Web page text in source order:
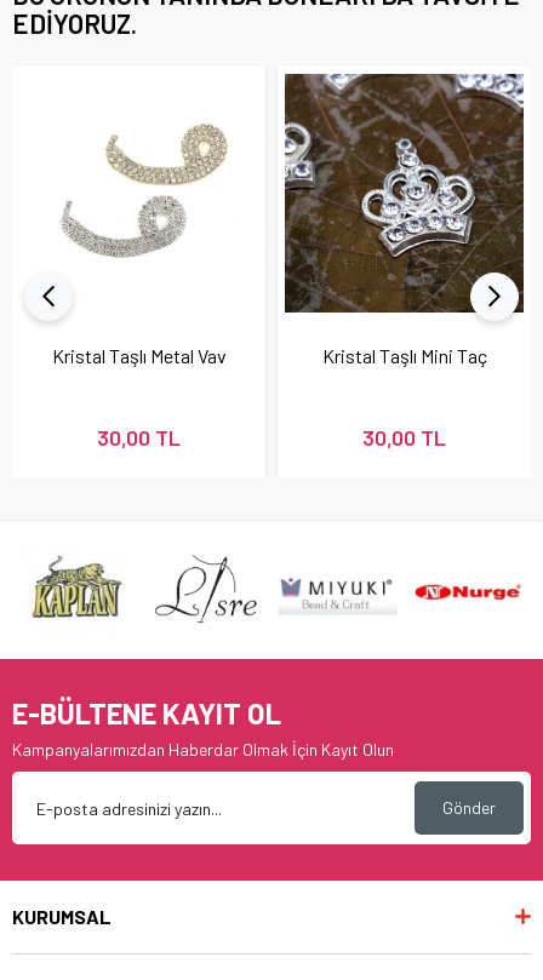
EDIYORUZ.
Kristal Taşlı Metal Vav
30,00 TL
Kristal Taşlı Mini Taç
30,00 TL
E-BÜLTENE KAYIT OL
Kampanyalarımızdan Haberdar Olmak İçin Kayıt Olun
Gönder
KURUMSAL